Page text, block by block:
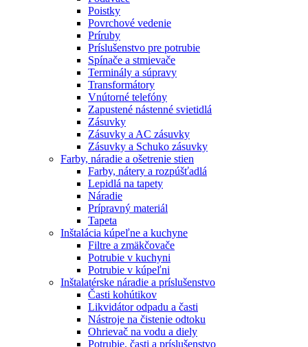
Poistky
Povrchové vedenie
Príruby
Príslušenstvo pre potrubie
Spínače a stmievače
Terminály a súpravy
Transformátory
Vnútorné telefóny
Zapustené nástenné svietidlá
Zásuvky
Zásuvky a AC zásuvky
Zásuvky a Schuko zásuvky
Farby, náradie a ošetrenie stien
Farby, nátery a rozpúšťadlá
Lepidlá na tapety
Náradie
Prípravný materiál
Tapeta
Inštalácia kúpeľne a kuchyne
Filtre a zmäkčovače
Potrubie v kuchyni
Potrubie v kúpeľni
Inštalatérske náradie a príslušenstvo
Časti kohútikov
Likvidátor odpadu a časti
Nástroje na čistenie odtoku
Ohrievač na vodu a diely
Potrubie, časti a príslušenstvo